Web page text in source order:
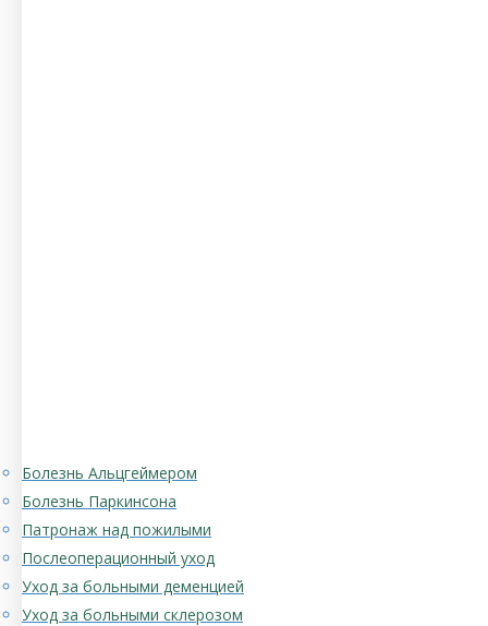
Болезнь Альцгеймером
Болезнь Паркинсона
Патронаж над пожилыми
Послеоперационный уход
Уход за больными деменцией
Уход за больными склерозом